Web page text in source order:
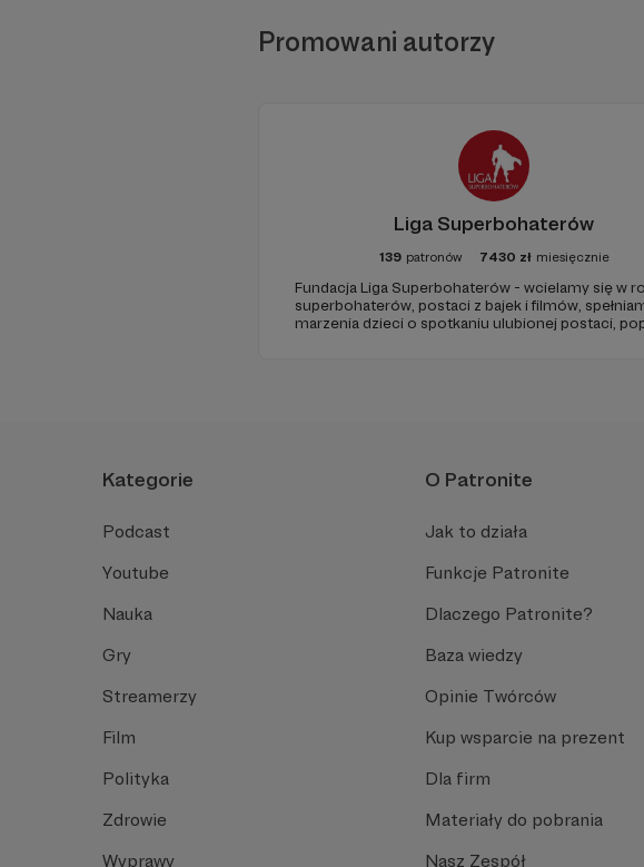
Promowani autorzy
Liga Superbohaterów
139 patronów 7430 zł miesięcznie
Fundacja Liga Superbohaterów - wcielamy się w
superbohaterów, postaci z bajek i filmów,
marzenia dzieci o spotkaniu ulubionej postaci,
Kategorie
Podcast
Youtube
Nauka
Gry
Streamerzy
Film
Polityka
Zdrowie
Wyprawy
O Patronite
Jak to działa
Funkcje Patronite
Dlaczego Patronite?
Baza wiedzy
Opinie Twórców
Kup wsparcie na prezent
Dla firm
Materiały do pobrania
Nasz Zespół